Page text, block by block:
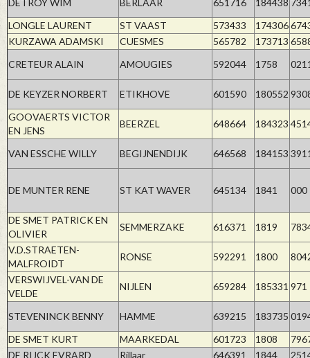
DETROY WIM BERLAAR 651716 184438
LONGLE LAURENT
ST VAAST 573433 174306
KURZAWA ADAMSKI
CUESMES 565782 173713
CRETEUR ALAIN
AMOUGIES 592044 1758
DE KEYZER NORBERT ETIKHOVE 601590 180552
GOOVAERTS VICTOR
EN JENS
BEERZEL 648664 184323
VAN ESSCHE WILLY BEGIJNENDIJK 646568 184153
DE MUNTER RENE ST KAT WAVER 645134 1841 000
DE SMET PATRICK EN
OLIVIER
SEMMERZAKE 616371 1819
V.D.STRAETEN-
MALFROIDT
RONSE 592291 1800
VERSWIJVEL-VAN DE
VELDE
NIJLEN 659284 185331 971
STEVENINCK BENNY HAMME 639215 183735
DE SMET KURT
MAARKEDAL 601723 1808
DE RIJCK EVRARD
Rillaar 646391 1844